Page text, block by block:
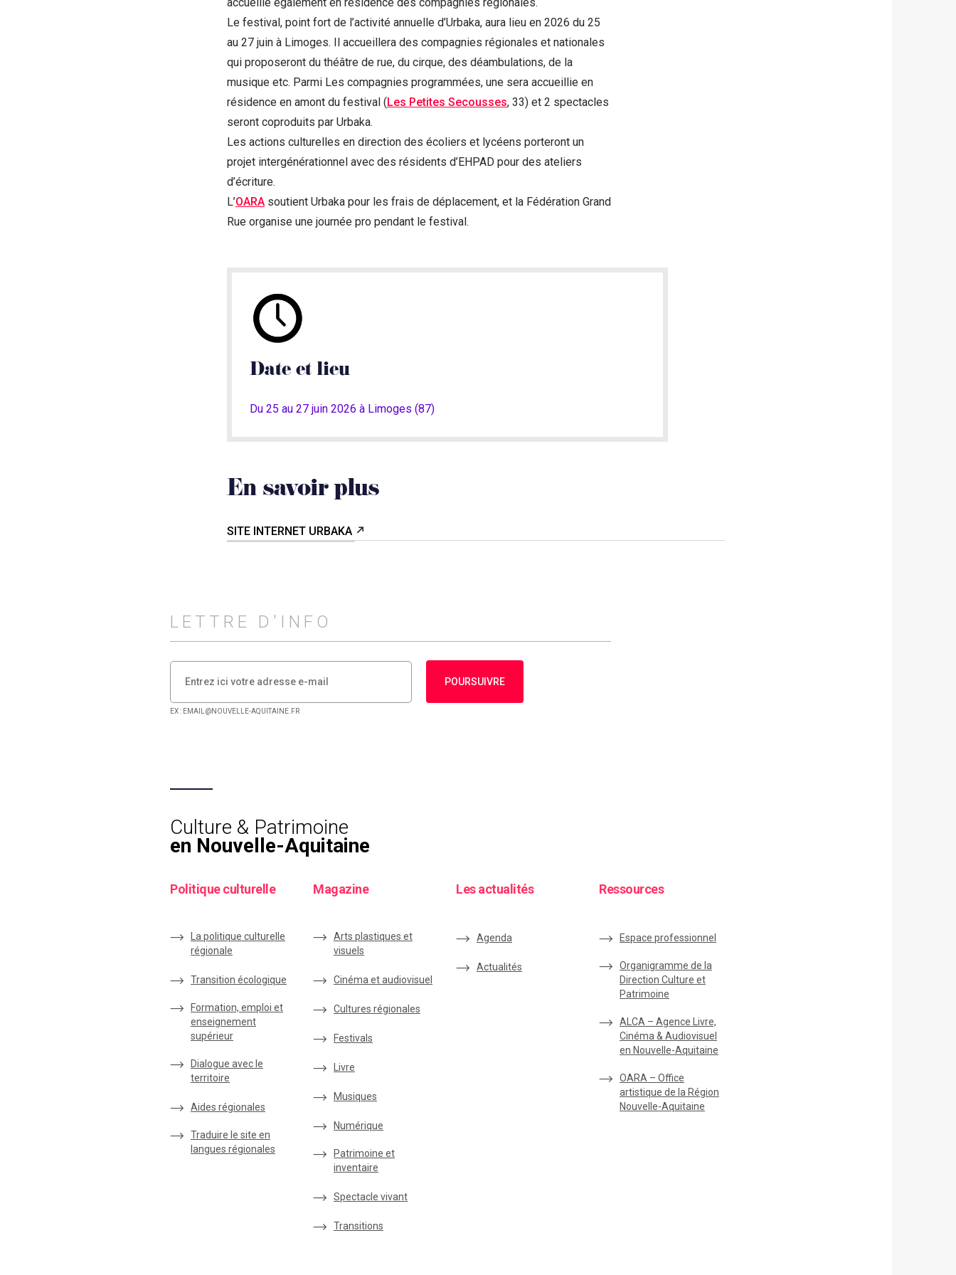
Le festival, point fort de l’activité annuelle d’Urbaka, aura lieu en 2026 du 25
au 27 juin à Limoges. Il accueillera des compagnies régionales et nationales
qui proposeront du théâtre de rue, du cirque, des déambulations, de la
musique etc. Parmi Les compagnies programmées, une sera accueillie en
résidence en amont du festival (Les Petites Secousses, 33) et 2 spectacles
seront coproduits par Urbaka.
Les actions culturelles en direction des écoliers et lycéens porteront un
projet intergénérationnel avec des résidents d’EHPAD pour des ateliers
d’écriture.
L’OARA soutient Urbaka pour les frais de déplacement, et la Fédération Grand
Rue organise une journée pro pendant le festival.
Date et lieu
Du 25 au 27 juin 2026 à Limoges (87)
En savoir plus
SITE INTERNET URBAKA
LETTRE D'INFO
POURSUIVRE
EX : EMAIL@NOUVELLE-AQUITAINE.FR
Culture & Patrimoine
en Nouvelle-Aquitaine
Politique culturelle
La politique culturelle
régionale
Transition écologique
Formation, emploi et
enseignement
supérieur
Dialogue avec le
territoire
Aides régionales
Traduire le site en
langues régionales
Magazine
Arts plastiques et
visuels
Cinéma et audiovisuel
Cultures régionales
Festivals
Livre
Musiques
Numérique
Patrimoine et
inventaire
Spectacle vivant
Transitions
Les actualités
Agenda
Actualités
Ressources
Espace professionnel
Organigramme de la
Direction Culture et
Patrimoine
ALCA – Agence Livre,
Cinéma & Audiovisuel
en Nouvelle-Aquitaine
OARA – Office
artistique de la Région
Nouvelle-Aquitaine